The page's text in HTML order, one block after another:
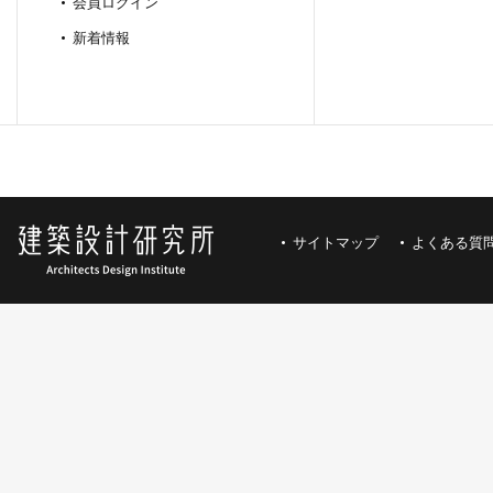
新着情報
サイトマップ よくある質